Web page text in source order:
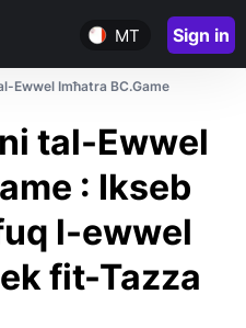
MT Sign in
Ewwel Imħatra BC.Game
tal-Ewwel
: Ikseb
l-ewwel
fit-Tazza